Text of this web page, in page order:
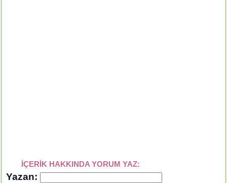
İÇERİK HAKKINDA YORUM YAZ:
Yazan: